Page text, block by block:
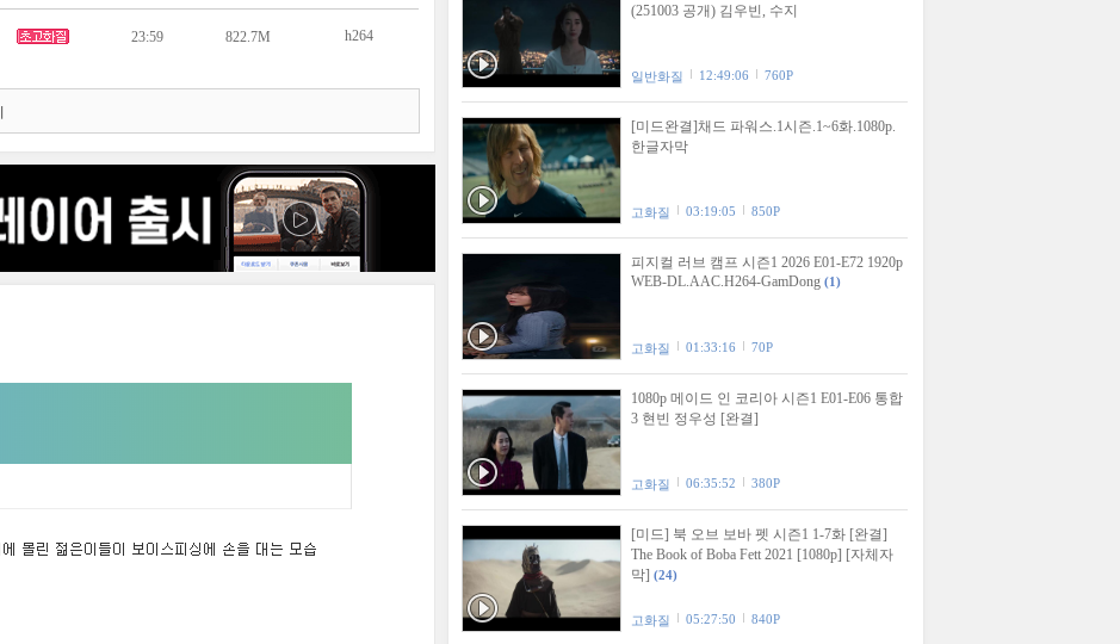
23:59 822.7M h264
(251003 공개) 김우빈, 수지
일반화질 12:49:06 760P
[미드완결]채드 파워스.1시즌.1~6화.1080p.
한글자막
고화질 03:19:05 850P
피지컬 러브 캠프 시즌1 2026 E01-E72 1920p
WEB-DL.AAC.H264-GamDong (1)
고화질 01:33:16 70P
1080p 메이드 인 코리아 시즌1 E01-E06 통합
3 현빈 정우성 [완결]
고화질 06:35:52 380P
[미드] 북 오브 보바 펫 시즌1 1-7화 [완결]
The Book of Boba Fett 2021 [1080p] [자체자
막] (24)
고화질 05:27:50 840P